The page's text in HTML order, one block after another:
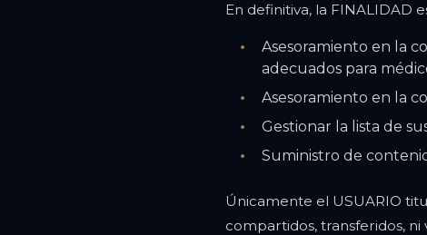
En definitiva, la FINALIDAD
Asesoramiento en la
adecuados para
Asesoramiento en la
Gestionar la lista de
Suministro de
Únicamente el USUARIO
compartidos, transferidos, ni